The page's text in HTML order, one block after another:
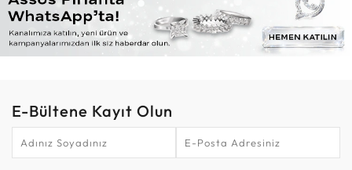
E-Bültene Kayıt Olun